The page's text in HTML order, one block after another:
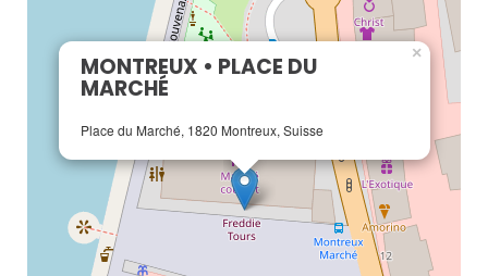
MONTREUX • PLACE DU
MARCHÉ
Place du Marché, 1820 Montreux, Suisse
×